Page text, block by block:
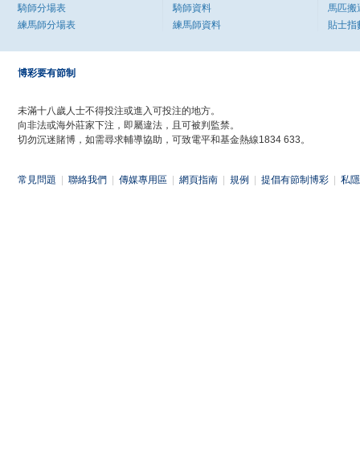
騎師分場表
練馬師分場表
騎師資料
練馬師資料
馬匹搬
貼士指
博彩要有節制
未滿十八歲人士不得投注或進入可投注的地方。
向非法或海外莊家下注，即屬違法，且可被判監禁。
切勿沉迷賭博，如需尋求輔導協助，可致電平和基金熱線1834 633。
常見問題 聯絡我們 傳媒專用區 網頁指南 規例 提倡有節制博彩 私